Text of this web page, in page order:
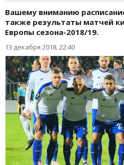
Вашему вниманию
также результаты матчей
Европы сезона-2018/19.
13 декабря 2018, 22:40